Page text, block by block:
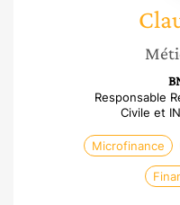
Responsable
Civile et
Microfinance